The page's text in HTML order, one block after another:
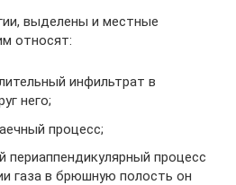
выделены и местные
относят:
инфильтрат в
него;
процесс;
процесс
газа в брюшную полость он